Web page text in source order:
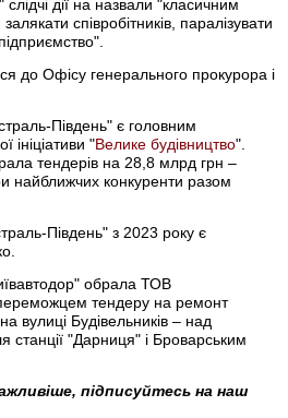
дії на назвали "класичним
співробітників, паралізувати
до Офісу генерального прокурора і
Південь" є головним
ініціативи "Велике будівництво".
тендерів на 28,8 млрд грн –
найближчих конкуренти разом
Південь" з 2023 року є
обрала ТОВ
тендеру на ремонт
вулиці Будівельників – над
станції "Дарниця" і Броварським
підписуйтесь на наш